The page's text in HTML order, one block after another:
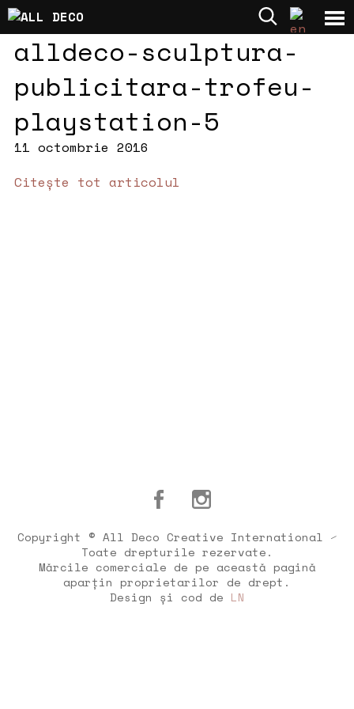
alldeco-sculptura-
publicitara-trofeu-
playstation-5
11 octombrie 2016
Citește tot articolul
Copyright © All Deco Creative International ⁄
Toate drepturile rezervate.
Mărcile comerciale de pe această pagină
aparțin proprietarilor de drept.
Design și cod de LN